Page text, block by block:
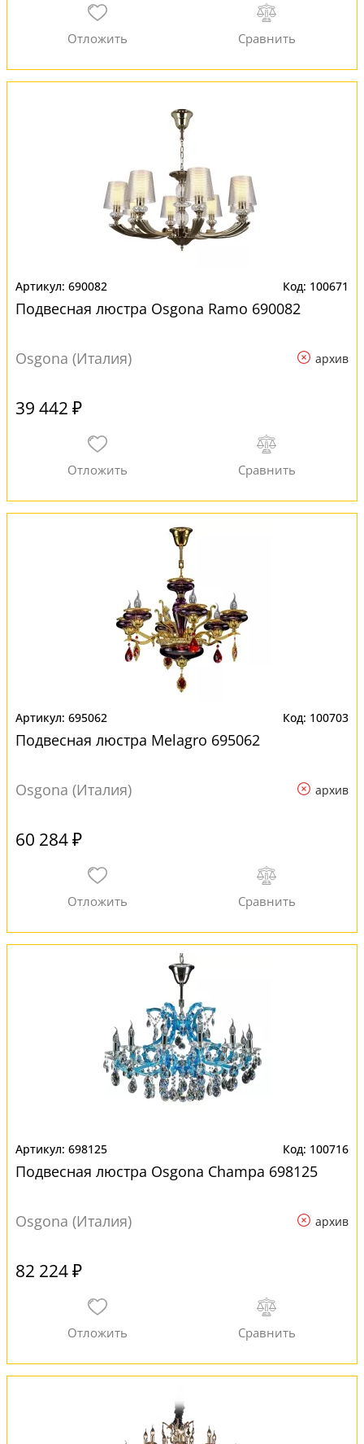
690082 100671
Подвесная люстра Osgona Ramo 690082
Osgona (Италия) архив
39 442 ₽
695062 100703
Подвесная люстра Melagro 695062
Osgona (Италия) архив
60 284 ₽
698125 100716
Подвесная люстра Osgona Champa 698125
Osgona (Италия) архив
82 224 ₽